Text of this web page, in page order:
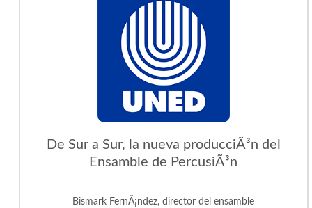
De Sur a Sur, la nueva producciÃ³n del
Ensamble de PercusiÃ³n
Bismark FernÃ¡ndez, director del ensamble